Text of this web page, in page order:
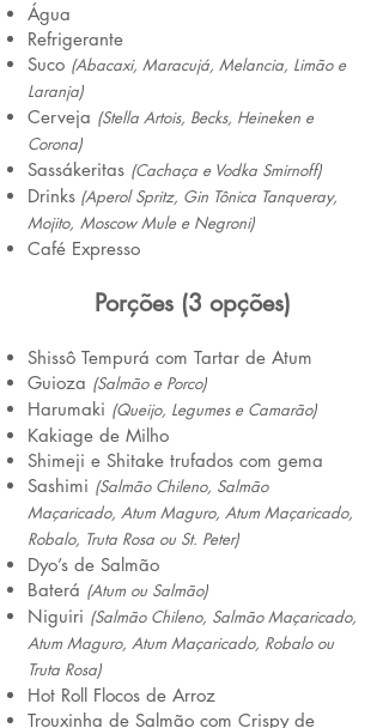
Água
Refrigerante
Suco (Abacaxi, Maracujá, Melancia, Limão e
Laranja)
Cerveja (Stella Artois, Becks, Heineken e
Corona)
Sassákeritas (Cachaça e Vodka Smirnoff)
Drinks (Aperol Spritz, Gin Tônica Tanqueray,
Mojito, Moscow Mule e Negroni)
Café Expresso
Porções (3 opções)
Shissô Tempurá com Tartar de Atum
Guioza (Salmão e Porco)
Harumaki (Queijo, Legumes e Camarão)
Kakiage de Milho
Shimeji e Shitake trufados com gema
Sashimi (Salmão Chileno, Salmão
Maçaricado, Atum Maguro, Atum Maçaricado,
Robalo, Truta Rosa ou St. Peter)
Dyo’s de Salmão
Baterá (Atum ou Salmão)
Niguiri (Salmão Chileno, Salmão Maçaricado,
Atum Maguro, Atum Maçaricado, Robalo ou
Truta Rosa)
Hot Roll Flocos de Arroz
Trouxinha de Salmão com Crispy de